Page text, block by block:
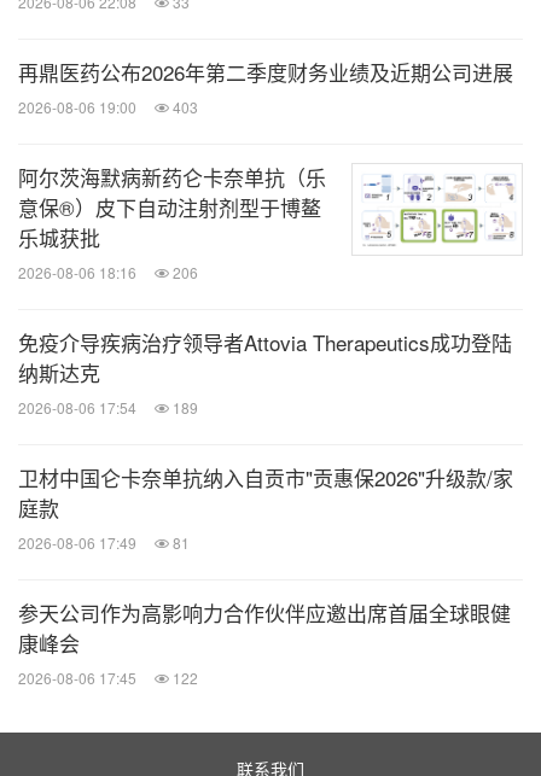
基金支付范围。
药品综合评价指标体系"，从有效性、安全性、经济
性和政策性四个维度进行综合评价；②优化用药结
构，做好加减法，淘汰辅助用药和安全性差的药品；
确保国谈药品合理、规范使用；④加强医务人员合理
使用培训。
在众说纷纭，"芩"而有恒环节，高辉教授、杨军教
授，分别就中成药在治疗呼吸系统疾病中的疗效与安
全性、小儿急性上呼吸道感染的预防措施与中成药的
选用展开深入分享与交流。
再鼎医药公布2026年第二季度财务业绩及近期公司进展
2026-08-06 19:00 403
阿尔茨海默病新药仑卡奈单抗（乐
意保®）皮下自动注射剂型于博鳌
乐城获批
2026-08-06 18:16 206
免疫介导疾病治疗领导者Attovia Therapeutics成功登陆
纳斯达克
2026-08-06 17:54 189
卫材中国仑卡奈单抗纳入自贡市"贡惠保2026"升级款/家
庭款
2026-08-06 17:49 81
参天公司作为高影响力合作伙伴应邀出席首届全球眼健
康峰会
2026-08-06 17:45 122
联系我们